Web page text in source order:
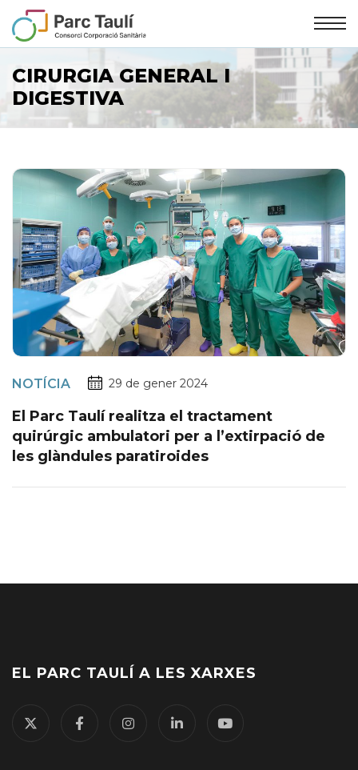
Skip
to
Content
Skip
to
navigation
CIRURGIA GENERAL I
DIGESTIVA
NOTÍCIA 29 de gener 2024
El Parc Taulí realitza el tractament
quirúrgic ambulatori per a l’extirpació de
les glàndules paratiroides
EL PARC TAULÍ A LES XARXES